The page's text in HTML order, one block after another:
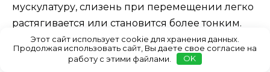
мускулатуру, слизень при перемещении легко
растягивается или становится более тонким.
Этот сайт использует cookie для хранения данных.
Продолжая использовать сайт, Вы даете свое согласие на
работу с этими файлами.
OK